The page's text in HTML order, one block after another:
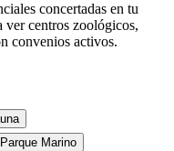
concertadas en tu
centros zoológicos,
convenios activos.
Marino